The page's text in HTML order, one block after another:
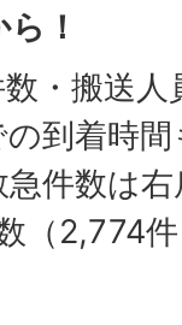
！
・搬送
到着時
件数は
（2,774